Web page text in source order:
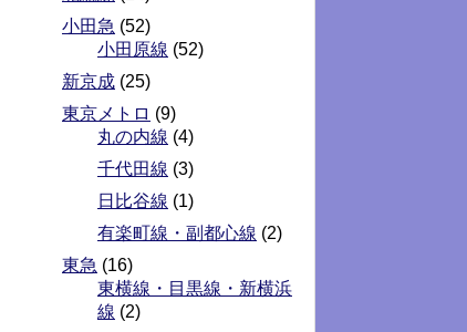
小田急 (52)
小田原線 (52)
新京成 (25)
東京メトロ (9)
丸の内線 (4)
千代田線 (3)
日比谷線 (1)
有楽町線・副都心線 (2)
東急 (16)
東横線・目黒線・新横浜
線 (2)